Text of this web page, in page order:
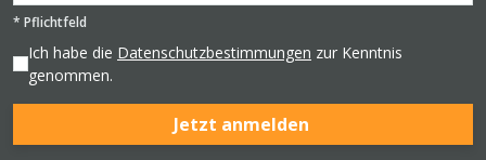
* Pflichtfeld
Ich habe die Datenschutzbestimmungen zur Kenntnis
genommen.
Jetzt anmelden